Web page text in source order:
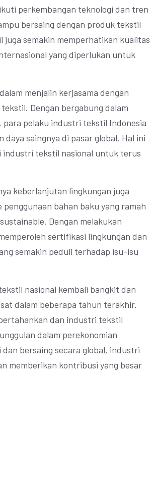
perkembangan teknologi dan tren
bersaing dengan produk tekstil
semakin memperhatikan kualitas
yang diperlukan untuk
menjalin kerjasama dengan
Dengan bergabung dalam
pelaku industri tekstil Indonesia
saingnya di pasar global. Hal ini
industri tekstil nasional untuk terus
keberlanjutan lingkungan juga
bahan baku yang ramah
Dengan melakukan
sertifikasi lingkungan dan
semakin peduli terhadap isu-isu
nasional kembali bangkit dan
dalam beberapa tahun terakhir.
dan industri tekstil
dalam perekonomian
bersaing secara global, industri
memberikan kontribusi yang besar